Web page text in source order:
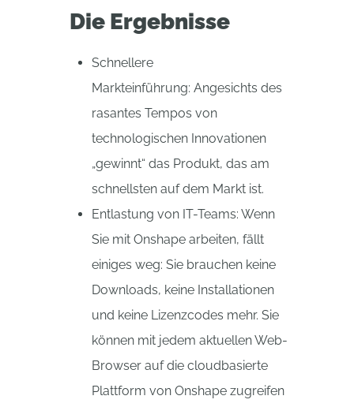
Die Ergebnisse
Schnellere
Markteinführung: Angesichts des
rasantes Tempos von
technologischen Innovationen
„gewinnt“ das Produkt, das am
schnellsten auf dem Markt ist.
Entlastung von IT-Teams: Wenn
Sie mit Onshape arbeiten, fällt
einiges weg: Sie brauchen keine
Downloads, keine Installationen
und keine Lizenzcodes mehr. Sie
können mit jedem aktuellen Web-
Browser auf die cloudbasierte
Plattform von Onshape zugreifen